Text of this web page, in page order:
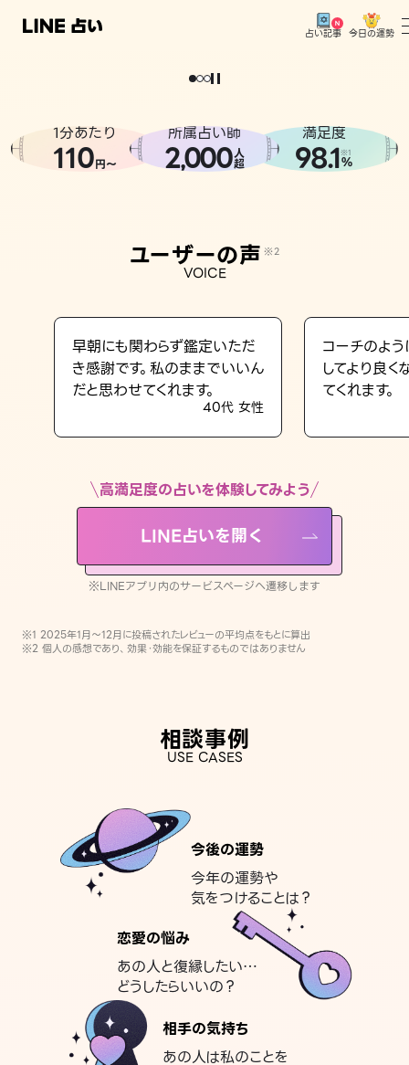
占い記事 今日の運勢
相談事例
LINE占いを開く
※LINEアプリ内のサービスページへ遷移します
どうせなら
。
1分あたり
110円〜
所属占い師
2,000人
超
満足度
98.1※1
%
ユーザーの声 ※2
VOICE
早朝にも関わらず鑑定いただ
き感謝です。私のままでいいん
だと思わせてくれます。
40代 女性
コーチのよ
してより良
てくれます。
高満足度の占いを体験してみよう
LINE占いを開く
※LINEアプリ内のサービスページへ遷移します
※1 2025年1月〜12月に投稿されたレビューの平均点をもとに算出
※2 個人の感想であり、効果・効能を保証するものではありません
相談事例
USE CASES
今後の運勢
今年の運勢や
気をつけることは？
恋愛の悩み
あの人と復縁したい…
どうしたらいいの？
相手の気持ち
あの人は私のことを